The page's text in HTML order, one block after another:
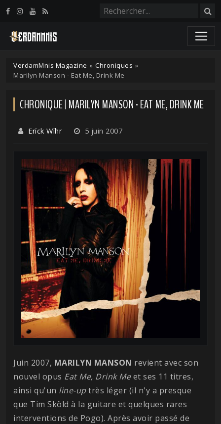
VerdamMnis Magazine » Chroniques »
Marilyn Manson - Eat Me, Drink Me
CHRONIQUE | MARILYN MANSON - EAT ME, DRINK ME
Erīck Wīhr 5 juin 2007
Juin 2007, MARILYN MANSON revient avec son
nouvel opus Eat Me, Drink Meet ses 11 titres,
ainsi qu'un line-uptrès léger (il n'y a presque
que Tim Sköld à la guitare et quelques rares
interventions de Pogo). Après avoir passé de
Panneau de gestion des cookies